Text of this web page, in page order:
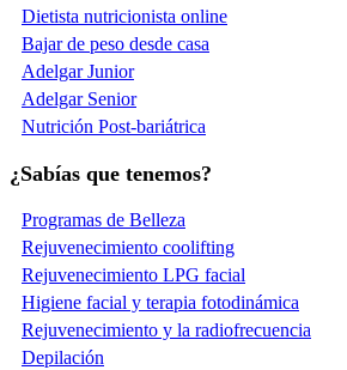
Dietista nutricionista online
Bajar de peso desde casa
Adelgar Junior
Adelgar Senior
Nutrición Post-bariátrica
¿Sabías que tenemos?
Programas de Belleza
Rejuvenecimiento coolifting
Rejuvenecimiento LPG facial
Higiene facial y terapia fotodinámica
Rejuvenecimiento y la radiofrecuencia
Depilación